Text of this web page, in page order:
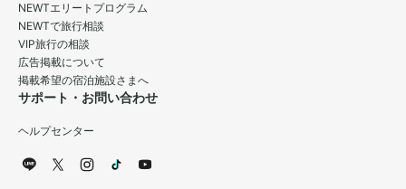
NEWTエリートプログラム
NEWTで旅行相談
VIP旅行の相談
広告掲載について
掲載希望の宿泊施設さまへ
サポート・お問い合わせ
ヘルプセンター